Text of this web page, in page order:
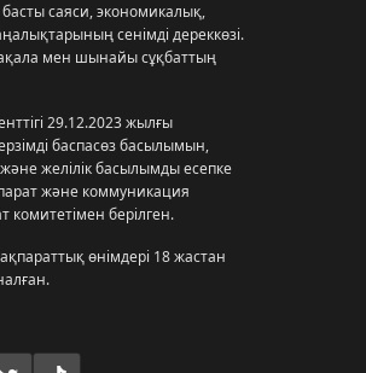
басты саяси, экономикалық,
сенімді дереккөзі.
мен шынайы сұқбаттың
29.12.2023 жылғы
баспасөз басылымын,
және желілік басылымды есепке
және коммуникация
комитетімен берілген.
өнімдері 18 жастан